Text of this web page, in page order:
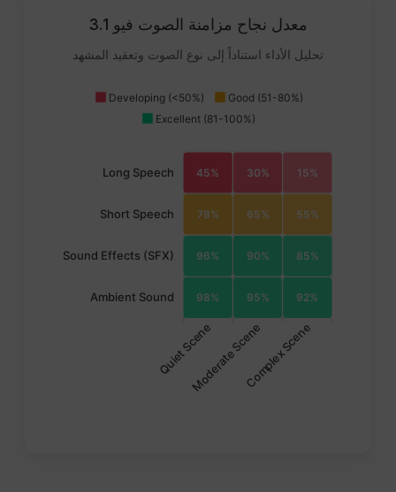
معدل نجاح مزامنة الصوت فيو 3.1
تحليل الأداء استناداً إلى نوع الصوت وتعقيد المشهد
Long Speech
Short Speech
Sound Effects (SFX)
Ambient Sound
45% 30% 15%
78% 65% 55%
96% 90% 85%
98% 95% 92%
Quiet SceneModerate SceneComplex Scene
Developing (<50%)
Good (51-80%)
Excellent (81-100%)